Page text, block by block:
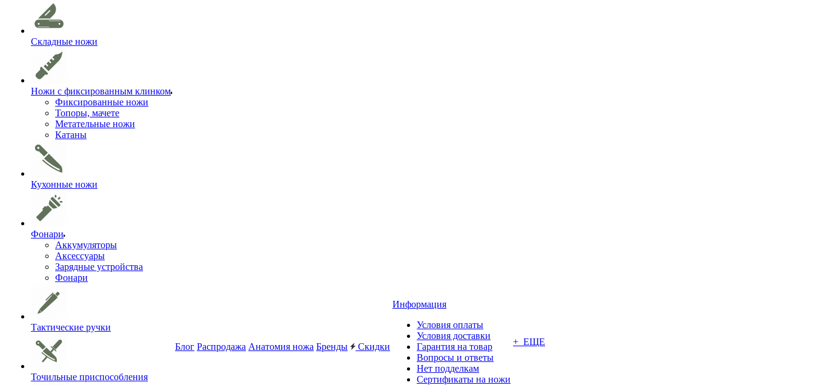
Складные ножи
Ножи с фиксированным клинком
Фиксированные ножи
Топоры, мачете
Метательные ножи
Катаны
Кухонные ножи
Фонари
Аккумуляторы
Аксессуары
Зарядные устройства
Фонари
Тактические ручки
Точильные приспособления
Блог Распродажа Анатомия ножа Бренды Скидки
Информация
Условия оплаты
Условия доставки
Гарантия на товар
Вопросы и ответы
Нет подделкам
Сертификаты на ножи
+ ЕЩЕ